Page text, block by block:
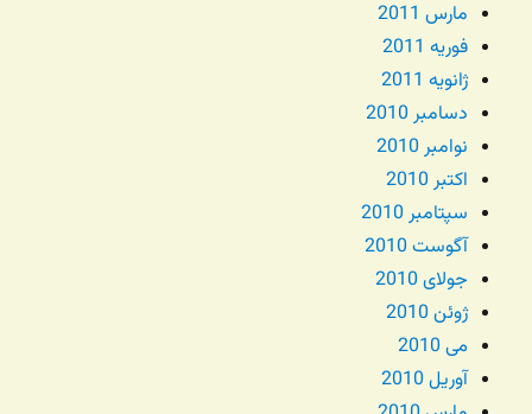
مارس 2011
فوریه 2011
ژانویه 2011
دسامبر 2010
نوامبر 2010
اکتبر 2010
سپتامبر 2010
آگوست 2010
جولای 2010
ژوئن 2010
می 2010
آوریل 2010